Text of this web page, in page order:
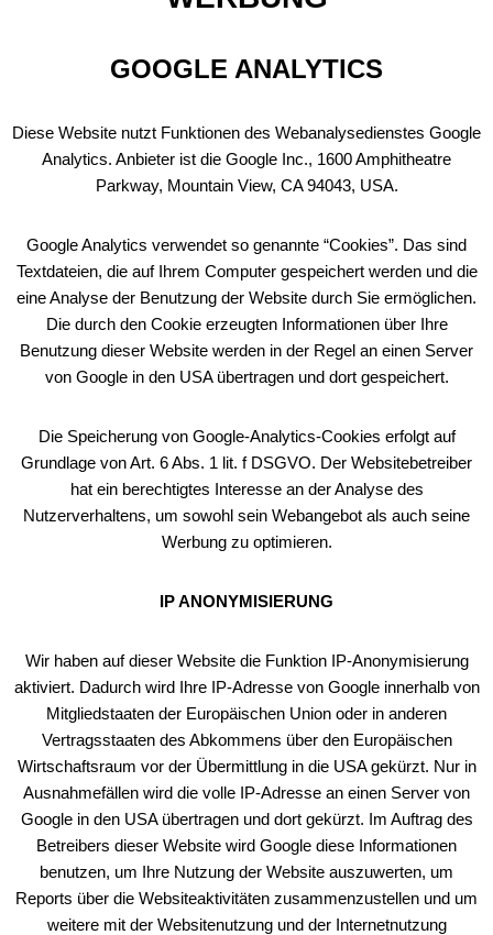
GOOGLE ANALYTICS
Diese Website nutzt Funktionen des Webanalysedienstes Google
Analytics. Anbieter ist die Google Inc., 1600 Amphitheatre
Parkway, Mountain View, CA 94043, USA.
Google Analytics verwendet so genannte “Cookies”. Das sind
Textdateien, die auf Ihrem Computer gespeichert werden und die
eine Analyse der Benutzung der Website durch Sie ermöglichen.
Die durch den Cookie erzeugten Informationen über Ihre
Benutzung dieser Website werden in der Regel an einen Server
von Google in den USA übertragen und dort gespeichert.
Die Speicherung von Google-Analytics-Cookies erfolgt auf
Grundlage von Art. 6 Abs. 1 lit. f DSGVO. Der Websitebetreiber
hat ein berechtigtes Interesse an der Analyse des
Nutzerverhaltens, um sowohl sein Webangebot als auch seine
Werbung zu optimieren.
IP ANONYMISIERUNG
Wir haben auf dieser Website die Funktion IP-Anonymisierung
aktiviert. Dadurch wird Ihre IP-Adresse von Google innerhalb von
Mitgliedstaaten der Europäischen Union oder in anderen
Vertragsstaaten des Abkommens über den Europäischen
Wirtschaftsraum vor der Übermittlung in die USA gekürzt. Nur in
Ausnahmefällen wird die volle IP-Adresse an einen Server von
Google in den USA übertragen und dort gekürzt. Im Auftrag des
Betreibers dieser Website wird Google diese Informationen
benutzen, um Ihre Nutzung der Website auszuwerten, um
Reports über die Websiteaktivitäten zusammenzustellen und um
weitere mit der Websitenutzung und der Internetnutzung